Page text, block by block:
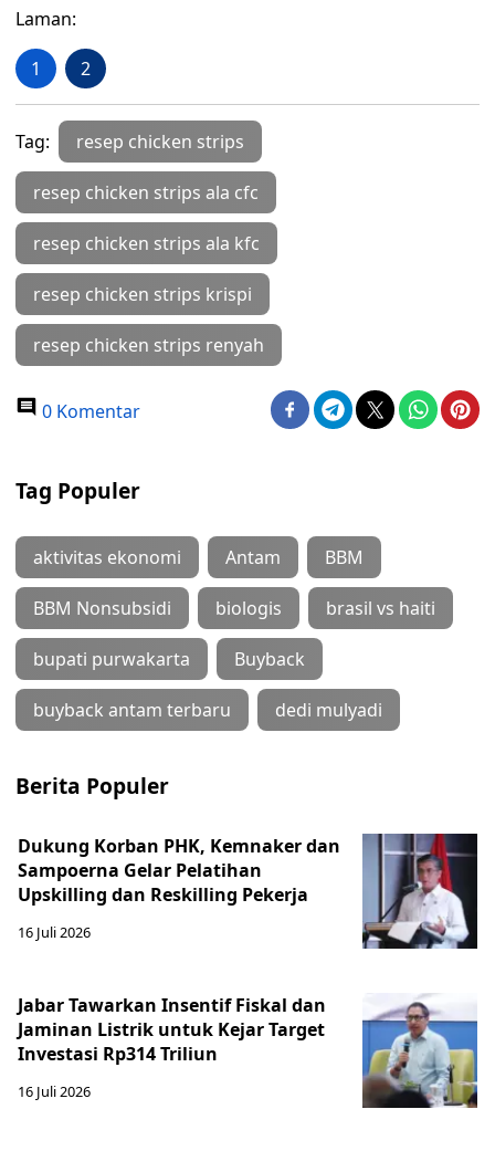
Laman:
1 2
Tag: resep chicken strips
resep chicken strips ala cfc
resep chicken strips ala kfc
resep chicken strips krispi
resep chicken strips renyah
0 Komentar
Tag Populer
aktivitas ekonomi Antam BBM
BBM Nonsubsidi biologis brasil vs haiti
bupati purwakarta Buyback
buyback antam terbaru dedi mulyadi
Berita Populer
Dukung Korban PHK, Kemnaker dan
Sampoerna Gelar Pelatihan
Upskilling dan Reskilling Pekerja
16 Juli 2026
Jabar Tawarkan Insentif Fiskal dan
Jaminan Listrik untuk Kejar Target
Investasi Rp314 Triliun
16 Juli 2026